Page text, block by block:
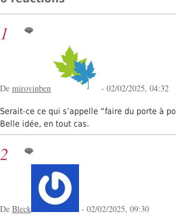
1
De mirovinben - 02/02/2025, 04:32
Serait-ce ce qui s’appelle “faire du porte à
Belle idée, en tout cas.
2
De Bleck - 02/02/2025, 09:30